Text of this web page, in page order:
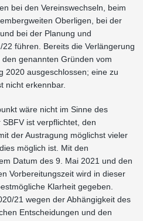
bei den Vereinswechseln, beim
Oberligen, bei der
bei der Planung und
führen. Bereits die Verlängerung
genannten Gründen vom
2020 ausgeschlossen; eine zu
nicht erkennbar.
wäre nicht im Sinne des
ist verpflichtet, den
der Austragung möglichst vieler
möglich ist. Mit den
Datum des 9. Mai 2021 und den
Vorbereitungszeit wird in dieser
Klarheit gegeben.
21 wegen der Abhängigkeit des
Entscheidungen und den